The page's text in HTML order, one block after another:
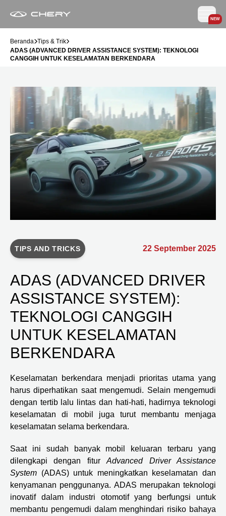
NEW
Beranda Tips & Trik
ADAS (ADVANCED DRIVER ASSISTANCE SYSTEM): TEKNOLOGI
CANGGIH UNTUK KESELAMATAN BERKENDARA
TIPS AND TRICKS 22 September 2025
ADAS (ADVANCED DRIVER
ASSISTANCE SYSTEM):
TEKNOLOGI CANGGIH
UNTUK KESELAMATAN
BERKENDARA
Keselamatan berkendara menjadi prioritas utama yang
harus diperhatikan saat mengemudi. Selain mengemudi
dengan tertib lalu lintas dan hati-hati, hadirnya teknologi
keselamatan di mobil juga turut membantu menjaga
keselamatan selama berkendara.
Saat ini sudah banyak mobil keluaran terbaru yang
dilengkapi dengan fiturAdvanced Driver Assistance
System (ADAS) untuk meningkatkan keselamatan dan
kenyamanan penggunanya. ADAS merupakan teknologi
inovatif dalam industri otomotif yang berfungsi untuk
membantu pengemudi dalam menghindari risiko bahaya